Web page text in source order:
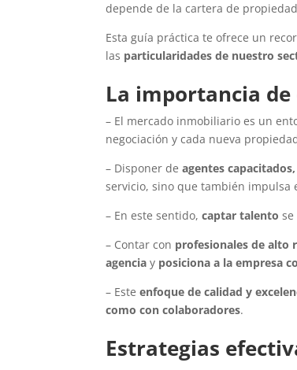
depende de la cartera de
Esta guía práctica te ofrece un
las particularidades de nuestro
La importancia
– El mercado inmobiliario es un
negociación y cada nueva
– Disponer deagentes
servicio, sino que también impulsa
– En este sentido,captar talento
– Contar con profesionales de alto
agencia y posiciona a la empresa
– Esteenfoque de calidad y
como con colaboradores.
Estrategias